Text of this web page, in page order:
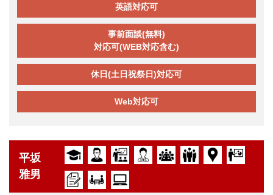
英語対応可
事前面談(無料)
対応可(WEB対応含む)
休日(土日祝祭日)対応可
Web対応可
平坂
雅男